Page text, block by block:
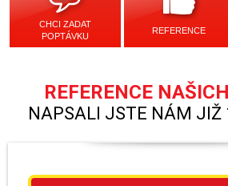
CHCI ZADAT
POPTÁVKU
REFERENCE
REFERENCE
NAPSALI JSTE NÁM JIŽ